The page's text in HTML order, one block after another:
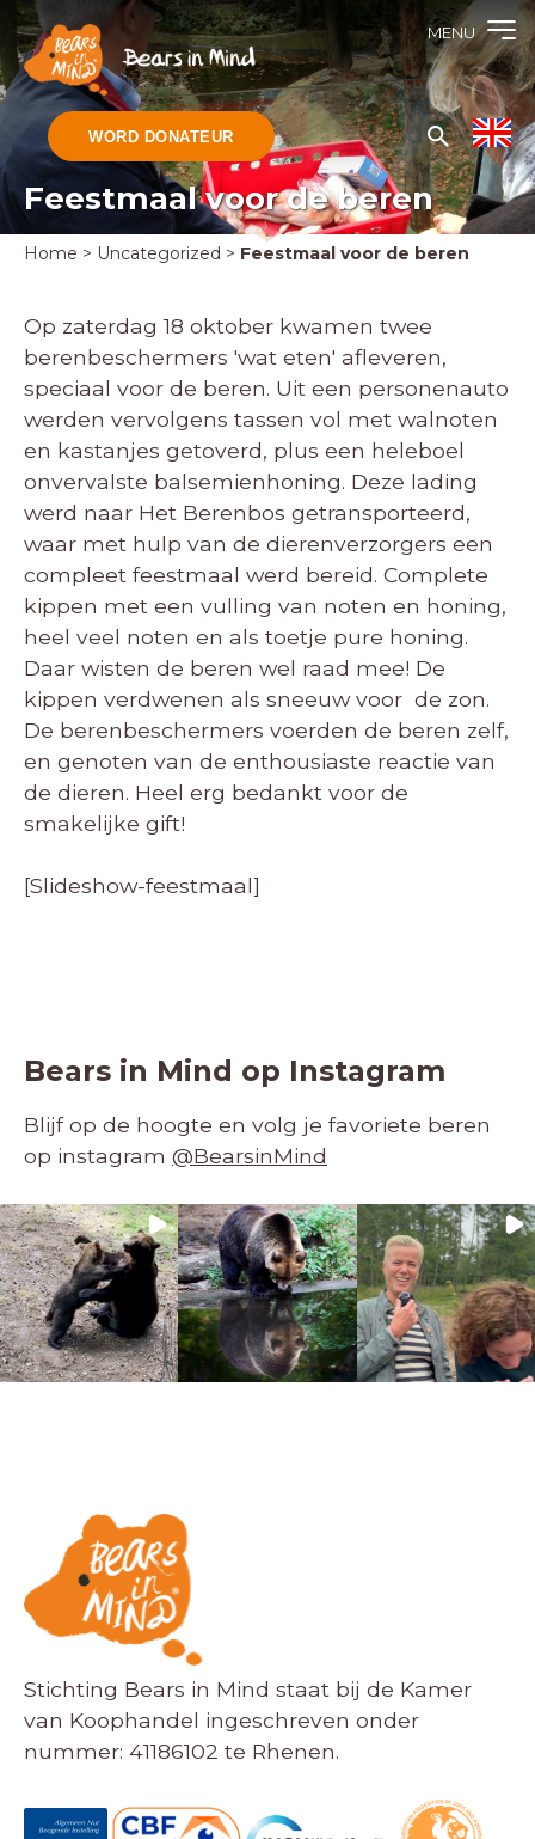
MENU
WORD DONATEUR
Feestmaal voor de beren
Home > Uncategorized > Feestmaal voor de beren
Op zaterdag 18 oktober kwamen twee
berenbeschermers 'wat eten' afleveren,
speciaal voor de beren. Uit een personenauto
werden vervolgens tassen vol met walnoten
en kastanjes getoverd, plus een heleboel
onvervalste balsemienhoning. Deze lading
werd naar Het Berenbos getransporteerd,
waar met hulp van de dierenverzorgers een
compleet feestmaal werd bereid. Complete
kippen met een vulling van noten en honing,
heel veel noten en als toetje pure honing.
Daar wisten de beren wel raad mee! De
kippen verdwenen als sneeuw voor de zon.
De berenbeschermers voerden de beren zelf,
en genoten van de enthousiaste reactie van
de dieren. Heel erg bedankt voor de
smakelijke gift!
[Slideshow-feestmaal]
Bears in Mind op Instagram
Blijf op de hoogte en volg je favoriete beren
op instagram @BearsinMind
Stichting Bears in Mind staat bij de Kamer
van Koophandel ingeschreven onder
nummer: 41186102 te Rhenen.